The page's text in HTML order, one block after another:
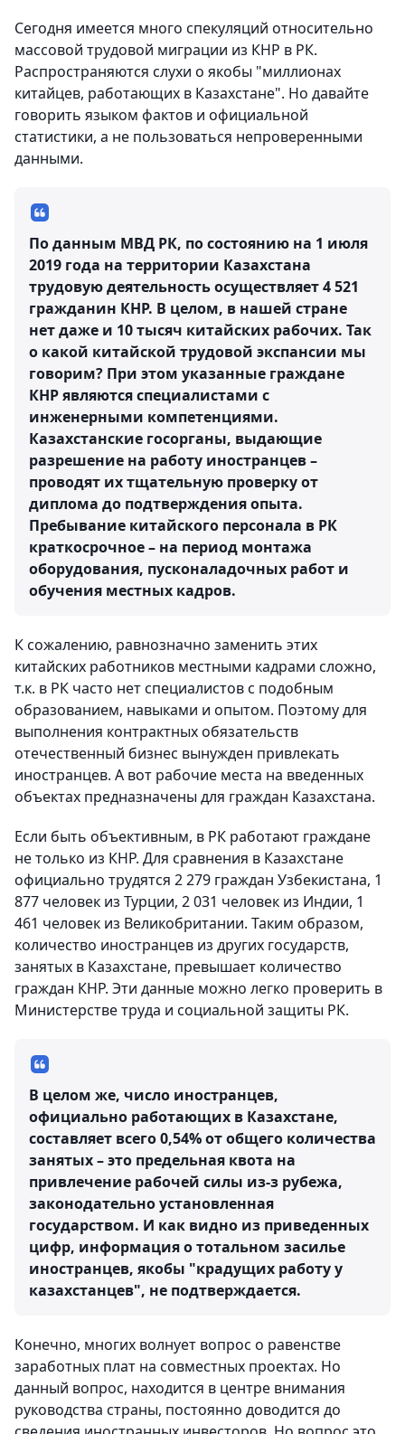
Сегодня имеется много спекуляций относительно
массовой трудовой миграции из КНР в РК.
Распространяются слухи о якобы "миллионах
китайцев, работающих в Казахстане". Но давайте
говорить языком фактов и официальной
статистики, а не пользоваться непроверенными
данными.
По данным МВД РК, по состоянию на 1 июля
2019 года на территории Казахстана
трудовую деятельность осуществляет 4 521
гражданин КНР. В целом, в нашей стране
нет даже и 10 тысяч китайских рабочих. Так
о какой китайской трудовой экспансии мы
говорим? При этом указанные граждане
КНР являются специалистами с
инженерными компетенциями.
Казахстанские госорганы, выдающие
разрешение на работу иностранцев –
проводят их тщательную проверку от
диплома до подтверждения опыта.
Пребывание китайского персонала в РК
краткосрочное – на период монтажа
оборудования, пусконаладочных работ и
обучения местных кадров.
К сожалению, равнозначно заменить этих
китайских работников местными кадрами сложно,
т.к. в РК часто нет специалистов с подобным
образованием, навыками и опытом. Поэтому для
выполнения контрактных обязательств
отечественный бизнес вынужден привлекать
иностранцев. А вот рабочие места на введенных
объектах предназначены для граждан Казахстана.
Если быть объективным, в РК работают граждане
не только из КНР. Для сравнения в Казахстане
официально трудятся 2 279 граждан Узбекистана, 1
877 человек из Турции, 2 031 человек из Индии, 1
461 человек из Великобритании. Таким образом,
количество иностранцев из других государств,
занятых в Казахстане, превышает количество
граждан КНР. Эти данные можно легко проверить в
Министерстве труда и социальной защиты РК.
В целом же, число иностранцев,
официально работающих в Казахстане,
составляет всего 0,54% от общего количества
занятых – это предельная квота на
привлечение рабочей силы из-з рубежа,
законодательно установленная
государством. И как видно из приведенных
цифр, информация о тотальном засилье
иностранцев, якобы "крадущих работу у
казахстанцев", не подтверждается.
Конечно, многих волнует вопрос о равенстве
заработных плат на совместных проектах. Но
данный вопрос, находится в центре внимания
руководства страны, постоянно доводится до